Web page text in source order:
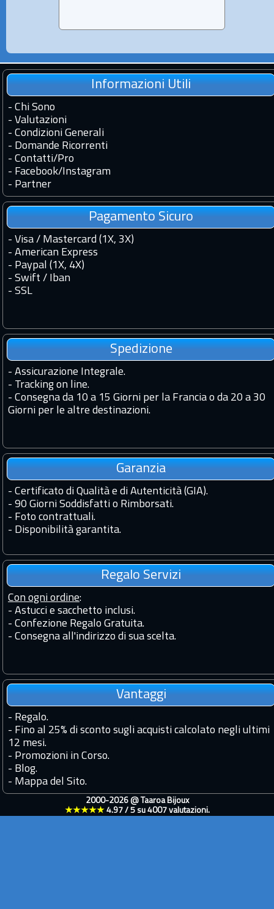
Informazioni Utili
- Chi Sono
- Valutazioni
- Condizioni Generali
- Domande Ricorrenti
- Contatti/Pro
- Facebook/Instagram
- Partner
Pagamento Sicuro
- Visa / Mastercard (1X, 3X)
- American Express
- Paypal (1X, 4X)
- Swift / Iban
- SSL
Spedizione
- Assicurazione Integrale.
- Tracking on line.
- Consegna da 10 a 15 Giorni per la Francia o da 20 a 30
Giorni per le altre destinazioni.
Garanzia
- Certificato di Qualità e di Autenticità (GIA).
- 90 Giorni Soddisfatti o Rimborsati.
- Foto contrattuali.
- Disponibilità garantita.
Regalo Servizi
Con ogni ordine:
- Astucci e sacchetto inclusi.
- Confezione Regalo Gratuita.
- Consegna all'indirizzo di sua scelta.
Vantaggi
- Regalo.
- Fino al 25% di sconto sugli acquisti calcolato negli ultimi
12 mesi.
- Promozioni in Corso.
- Blog.
- Mappa del Sito.
2000-2026 @ Taaroa Bijoux
★★★★★ 4.97/ 5su 4007valutazioni.